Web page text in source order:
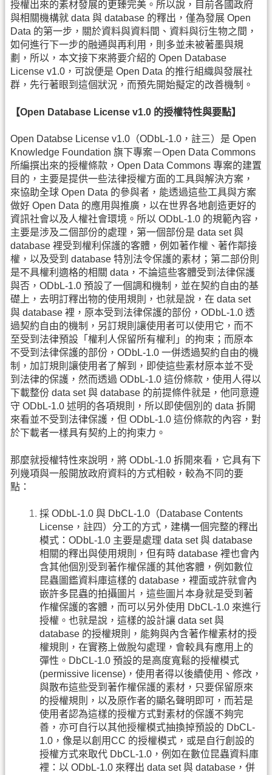
授權出來的素材發展的更臻完美。所以說，目前各國政府
與相關機構就 data 與 database 的釋出，僅為發展 Open
Data 的第一步，關於資料與資料間、資料與衍生物之間，
如何進行下一步的融通與再利用，則多並未被著墨與規
劃，所以，本文接下來將要介紹的 Open Database
License v1.0，可說便是 Open Data 的推行組織與發展社
群，先行著眼到這個狀況，而預先開始擬定的改善機制。
【Open Database License v1.0 的授權特性與要點】
Open Databse License v1.0（ODbL-1.0，註三）是 Open
Knowledge Foundation 旗下專案－Open Data Commons
所編撰出來的授權條款，Open Data Commons 專案的建置
目的，主要是提供一些法律授權方面的工具與解決方案，
來協助全球 Open Data 的參與者，能透過這些工具與方案
做好 Open Data 的應用與推廣，以在世界各地創造更好的
資訊社會以及人權社會環境。所以 ODbL-1.0 的規範內容，
主要是涉及二個部份的處理，第一個部份是 data set 與
database 裡受到權利保護的客體，例如著作權、著作鄰接
權，以及受到 database 特別法令保護的素材；第二部份則
是不具權利適格的相關 data，不論這些客體受到法律保護
與否，ODbL-1.0 預設了一個調和機制，並在契約自由的基
礎上，去明訂釋出物的使用規則，也就是說，在 data set
與 database 裡，原本受到法律保護的部份，ODbL-1.0 透
過契約自由的機制，另訂規則讓使用者可以使用它，而不
至受到法律預設「權利人保留所有權利」的拘束；而原本
不受到法律保護的部份，ODbL-1.0 一併透過契約自由的機
制，加訂規則讓使用者了解到，即使這些素材原本並不受
到法律的保護，然而透過 ODbL-1.0 這份條款，使用人得以
下載整份 data set 與 database 的前提條件就是，他同意遵
守 ODbL-1.0 述明的各項規則，所以即使個別的 data 拆開
來看並不受到法律保護，但 ODbL-1.0 這份條款的內容，對
於下載者一樣具有契約上的拘束力。
那麼就授權特性來說明，將 ODbL-1.0 拆開來看，它具有下
列幾項與一般開放政府資料的方式相較，較為不同的要
點：
採 ODbL-1.0 與 DbCL-1.0（Database Contents
License，註四）分工的方式，建構一個完整的釋出
模式：ODbL-1.0 主要是處理 data set 與 database
相關的釋出與使用規則，但有時 database 裡也會內
含其他個別受到著作權保護的其他客體，例如數位
昆蟲圖鑑資料庫這樣的 database，裡面或許就會內
嵌許多昆蟲的拍攝圖片，這些圖片本身就是受到著
作權保護的客體，而可以另外使用 DbCL-1.0 來進行
授權。也就是說，這樣的設計讓 data set 與
database 的授權規則，能夠與內含著作權素材的授
權規則，在實務上做脫勾處理，會較具有應用上的
彈性。DbCL-1.0 預設的是高度寬鬆的授權模式
(permissive license)，使用者得以後續使用、修改，
與散布這些受到著作權保護的素材，只要保留原來
的授權規則，以及原作者的顯名聲明即可，而若是
使用者認為這樣的授權方式對素材的保護不夠完
善，亦可自行以其他授權模式抽換掉預設的 DbCL-
1.0，像是以創用CC 的授權模式，或是自行創設的
授權方式來取代 DbCL-1.0，例如在數位昆蟲資料庫
裡：以 ODbL-1.0 來釋出 data set 與 database，併